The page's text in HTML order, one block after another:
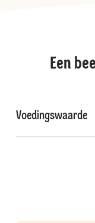
Een
Voedingswaarde